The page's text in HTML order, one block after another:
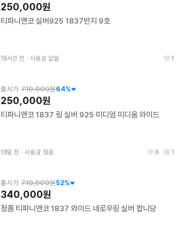
250,000원
티파니앤코 실버925 1837반지 9호
18시간 전 ∙ 사용감 없음 1
출시가 710,000원64%
250,000원
티파니앤코 1837 링 실버 925 미디엄 미디움 와이드
19일 전 ∙ 사용감 많음 6 1
출시가 710,000원52%
340,000원
정품 티파니앤코 1837 와이드 네로우링 실버 팝니당